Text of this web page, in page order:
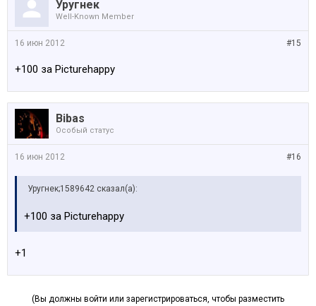
Уругнек
Well-Known Member
#15
16 июн 2012
+100 за Picturehappy
Bibas
Особый статус
#16
16 июн 2012
Уругнек;1589642 сказал(а):
+100 за Picturehappy
+1
(Вы должны войти или зарегистрироваться, чтобы разместить